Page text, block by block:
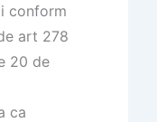
conform
art 278
20 de
ca